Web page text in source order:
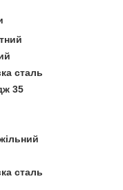
сталь
35
сталь